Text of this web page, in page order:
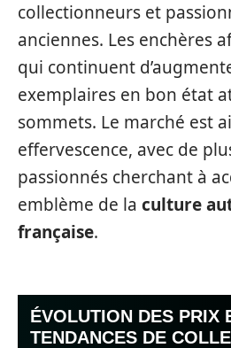
collectionneurs et
anciennes. Les enchères
qui continuent
exemplaires en bon état
sommets. Le marché est
effervescence, avec de
passionnés cherchant à
emblème de la culture
française.
ÉVOLUTION DES PRIX
TENDANCES DE